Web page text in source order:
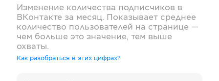
Изменение количества подписчиков в
ВКонтакте за месяц. Показывает среднее
количество пользователей на странице —
чем больше это значение, тем выше
охваты.
Как разобраться в этих цифрах?